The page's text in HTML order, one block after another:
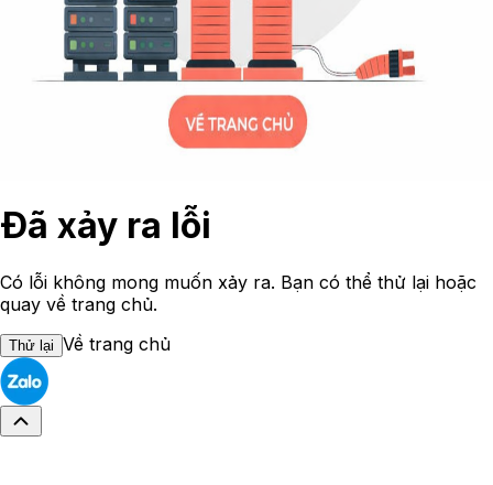
Đã xảy ra lỗi
Có lỗi không mong muốn xảy ra. Bạn có thể thử lại hoặc
quay về trang chủ.
Thử lại Về trang chủ